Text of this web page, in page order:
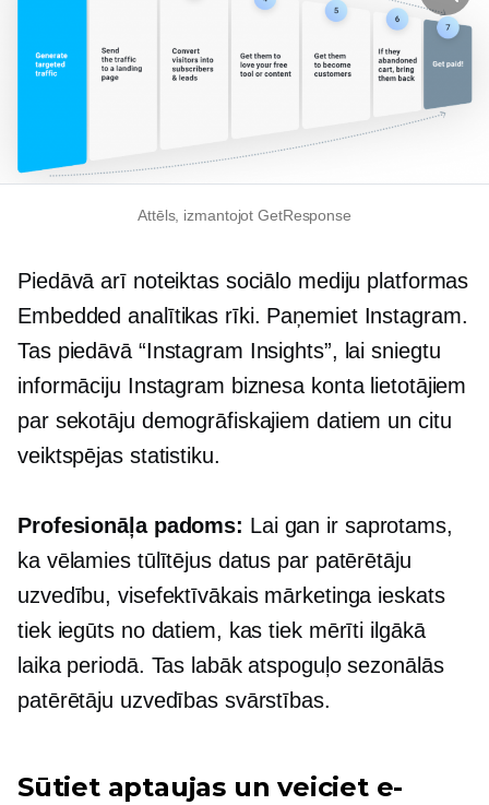
Attēls, izmantojot GetResponse
Piedāvā arī noteiktas sociālo mediju platformas
Embedded analītikas rīki. Paņemiet Instagram.
Tas piedāvā “Instagram Insights”, lai sniegtu
informāciju Instagram biznesa konta lietotājiem
par sekotāju demogrāfiskajiem datiem un citu
veiktspējas statistiku.
Profesionāļa padoms: Lai gan ir saprotams,
ka vēlamies tūlītējus datus par patērētāju
uzvedību, visefektīvākais mārketinga ieskats
tiek iegūts no datiem, kas tiek mērīti ilgākā
laika periodā. Tas labāk atspoguļo sezonālās
patērētāju uzvedības svārstības.
Sūtiet aptaujas un veiciet e-